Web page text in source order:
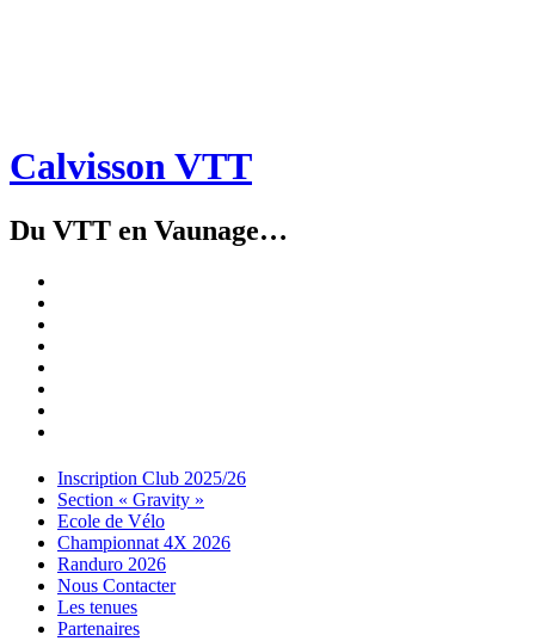
Calvisson VTT
Du VTT en Vaunage…
Menu
Widgets
Recherche
Aller
contenu
Inscription Club 2025/26
Section « Gravity »
Ecole de Vélo
Championnat 4X 2026
Randuro 2026
Nous Contacter
Les tenues
Partenaires